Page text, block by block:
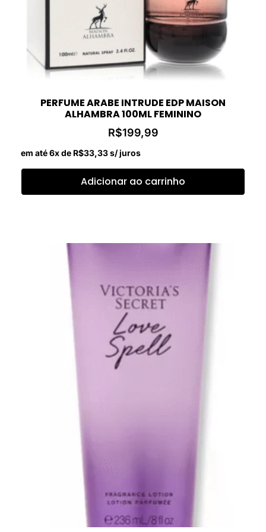
PERFUME ARABE INTRUDE EDP MAISON
ALHAMBRA 100ML FEMININO
R$199,99
em até 6x de R$33,33s/ juros
Adicionar ao carrinho